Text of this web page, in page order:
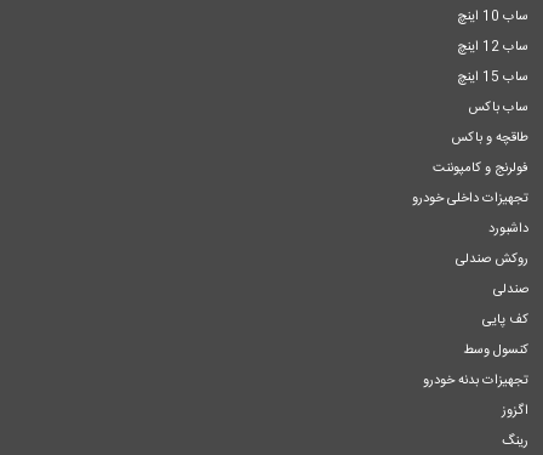
ساب 10 اینچ
ساب 12 اینچ
ساب 15 اینچ
ساب باکس
طاقچه و باکس
فولرنج و کامپوننت
تجهیزات داخلی خودرو
داشبورد
روکش صندلی
صندلی
کف پایی
کنسول وسط
تجهیزات بدنه خودرو
اگزوز
رینگ